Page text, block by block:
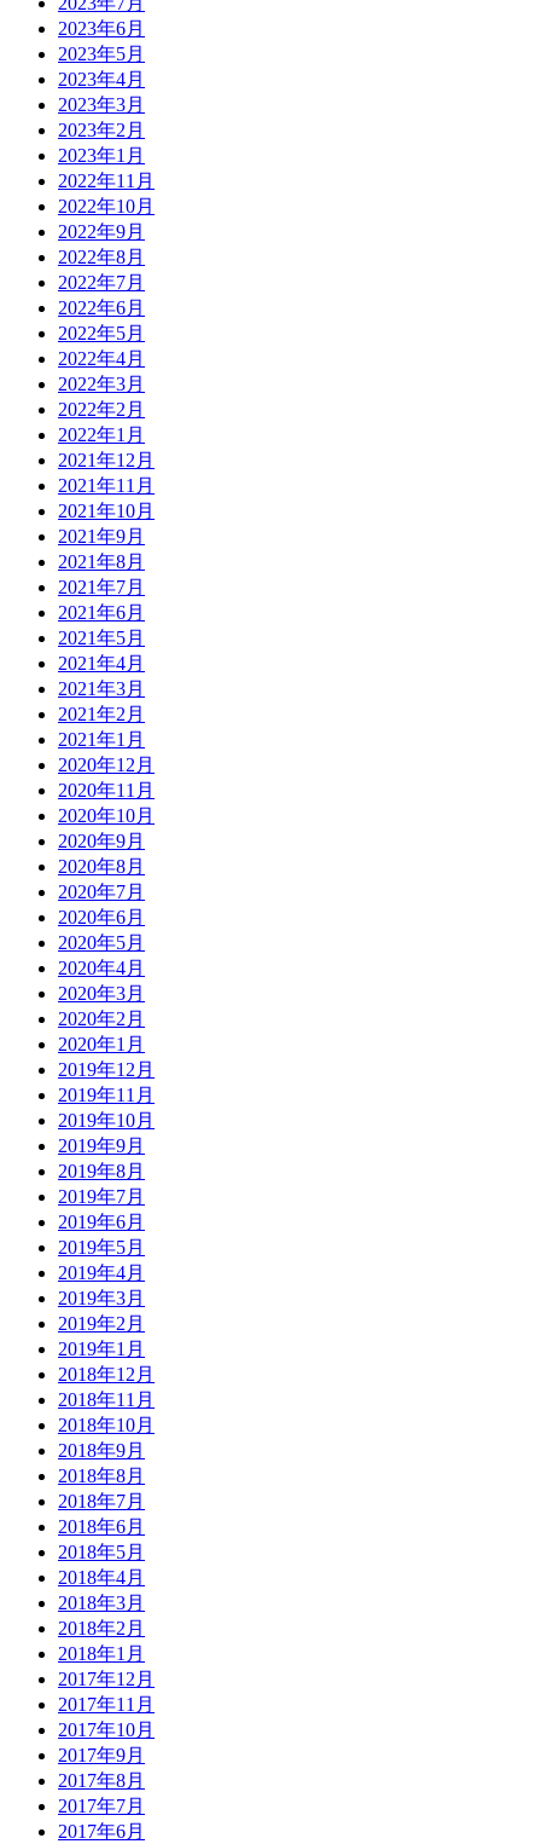
2023年6月
2023年5月
2023年4月
2023年3月
2023年2月
2023年1月
2022年11月
2022年10月
2022年9月
2022年8月
2022年7月
2022年6月
2022年5月
2022年4月
2022年3月
2022年2月
2022年1月
2021年12月
2021年11月
2021年10月
2021年9月
2021年8月
2021年7月
2021年6月
2021年5月
2021年4月
2021年3月
2021年2月
2021年1月
2020年12月
2020年11月
2020年10月
2020年9月
2020年8月
2020年7月
2020年6月
2020年5月
2020年4月
2020年3月
2020年2月
2020年1月
2019年12月
2019年11月
2019年10月
2019年9月
2019年8月
2019年7月
2019年6月
2019年5月
2019年4月
2019年3月
2019年2月
2019年1月
2018年12月
2018年11月
2018年10月
2018年9月
2018年8月
2018年7月
2018年6月
2018年5月
2018年4月
2018年3月
2018年2月
2018年1月
2017年12月
2017年11月
2017年10月
2017年9月
2017年8月
2017年7月
2017年6月